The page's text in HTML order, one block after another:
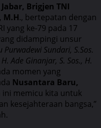
Brigjen TNI
M.H., bertepatan dengan
yang ke-79 pada 17
didampingi unsur
Purwadewi Sundari, S.Sos.
Ade Ginanjar, S. Sos., H.
momen yang
Nusantara Baru,
ini memicu kita untuk
kesejahteraan bangsa,”